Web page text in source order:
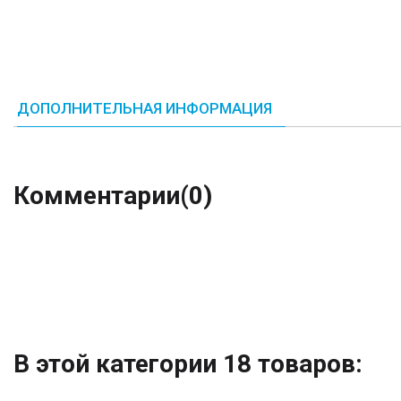
ДОПОЛНИТЕЛЬНАЯ ИНФОРМАЦИЯ
Комментарии(0)
В этой категории 18 товаров: